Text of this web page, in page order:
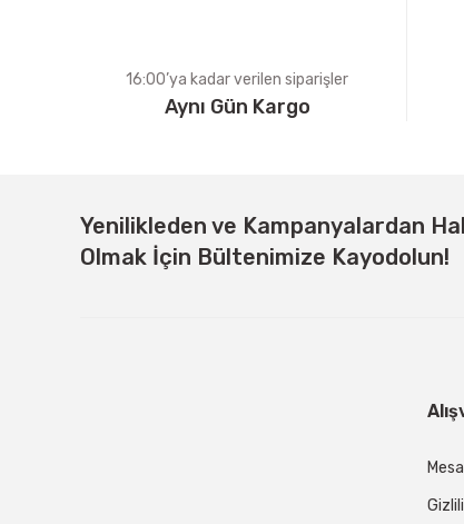
16:00’ya kadar verilen siparişler
Aynı Gün Kargo
Yenilikleden ve Kampanyalardan
Olmak İçin Bültenimize Kayodolun!